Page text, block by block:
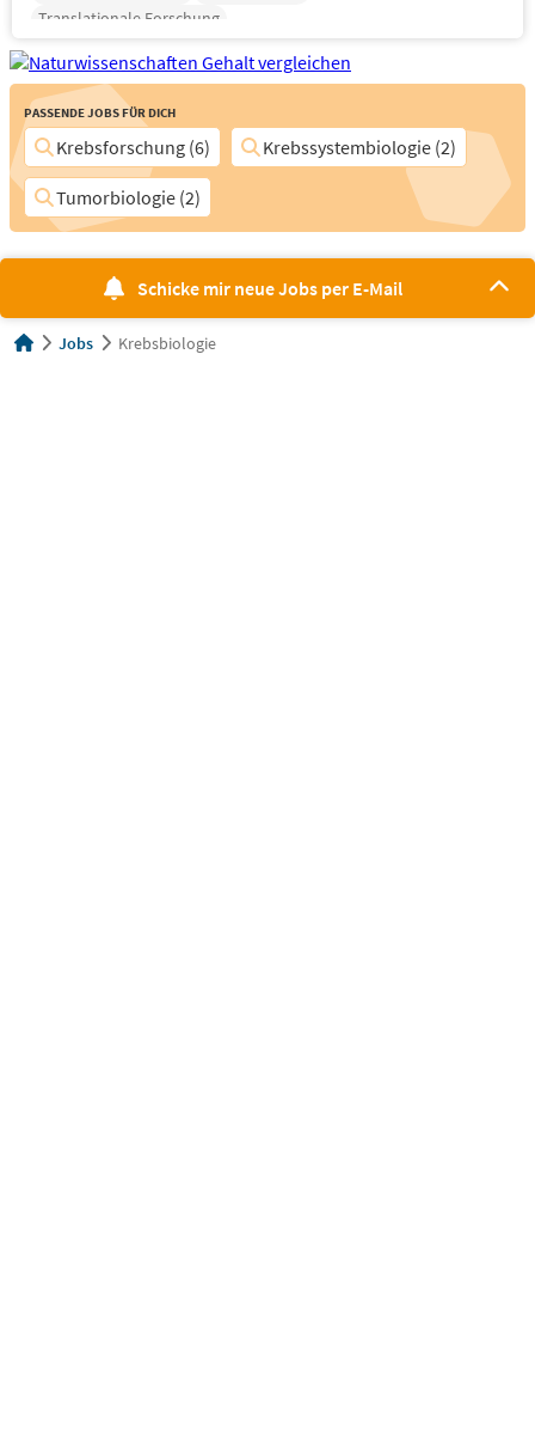
Translationale Forschung
Passende Jobs für Dich
Krebsforschung (6)
Krebssystembiologie (2)
Tumorbiologie (2)
Schicke mir neue Jobs per E-Mail
Jobs Krebsbiologie